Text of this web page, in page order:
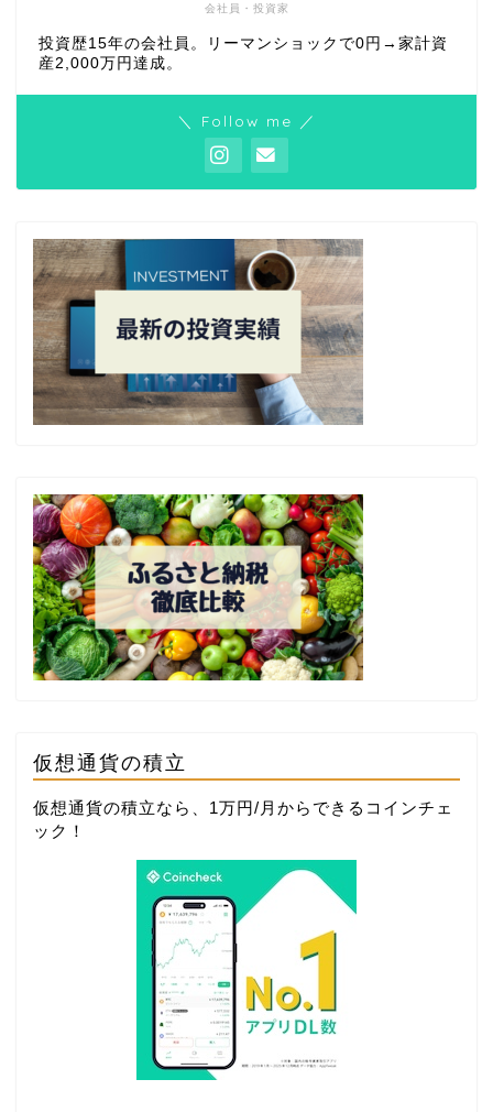
会社員・投資家
投資歴15年の会社員。リーマンショックで0円→家計資
産2,000万円達成。
＼ Follow me ／
仮想通貨の積立
仮想通貨の積立なら、1万円/月からできる コインチェ
ック ！